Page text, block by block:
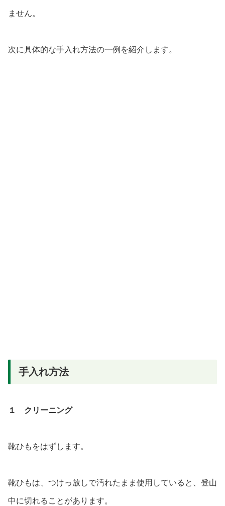
ません。
次に具体的な手入れ方法の一例を紹介します。
手入れ方法
１ クリーニング
靴ひもをはずします。
靴ひもは、つけっ放しで汚れたまま使用していると、登山
中に切れることがあります。